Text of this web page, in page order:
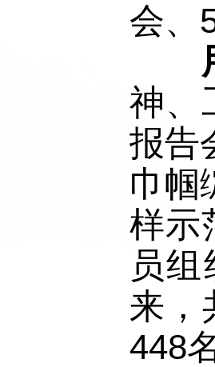
会、
神、
报告
巾帼
样示
员
来，
448